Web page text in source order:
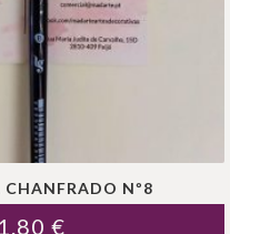
CHANFRADO Nº8
1.80 €